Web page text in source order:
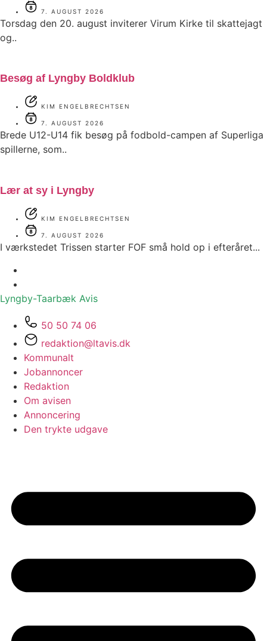
7. AUGUST 2026
Torsdag den 20. august inviterer Virum Kirke til skattejagt
og..
Besøg af Lyngby Boldklub
KIM ENGELBRECHTSEN
7. AUGUST 2026
Brede U12-U14 fik besøg på fodbold-campen af Superliga
spillerne, som..
Lær at sy i Lyngby
KIM ENGELBRECHTSEN
7. AUGUST 2026
I værkstedet Trissen starter FOF små hold op i efteråret...
Lyngby-Taarbæk Avis
50 50 74 06
redaktion@ltavis.dk
Kommunalt
Jobannoncer
Redaktion
Om avisen
Annoncering
Den trykte udgave